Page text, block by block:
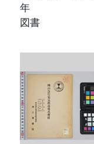
年
図書